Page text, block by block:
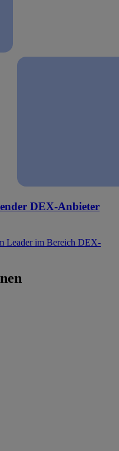
DEX-Anbieter
Leader im Bereich DEX-